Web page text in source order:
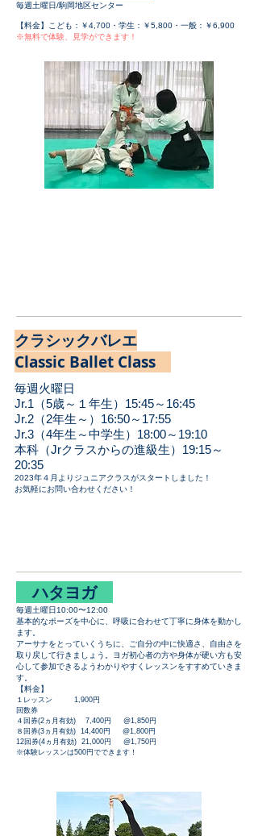
毎週土曜日/駒岡地区センター
【料金】こども：￥4,700・学生：￥5,800・一般：￥6,900
※無料で体験、見学ができます！
​クラシックバレエ
Classic Ballet Class
毎週火曜日
Jr.1（5歳～１年生）15:45～16:45
Jr.2（2年生～） 16:50～17:55
Jr.3 （4年生 ～中学生） 18:00～19:10
本科（Jrクラスからの進級生） 19:15～
20:35
2023年４月よりジュニアクラスがスタートしました！
​お気軽にお問い合わせください！
​ ハタヨガ
毎週土曜日10:00〜12:00
基本的なポーズを中心に、呼吸に合わせて丁寧に身体を動かし
ます。
アーサナをとっていくうちに、ご自分の中に快適さ、自由さを
取り戻して行きましょう。ヨガ初心者の方や身体が硬い方も安
心して参加できるようわかりやすくレッスンをすすめていきま
す。
【料金】
１レッスン 1,900円
回数券
４回券(2ヵ月有効) 7,400円 @1,850円
８回券(3ヵ月有効) 14,400円 @1,800円
12回券(4ヵ月有効) 21,000円 @1,750円
​※体験レッスンは500円でできます！